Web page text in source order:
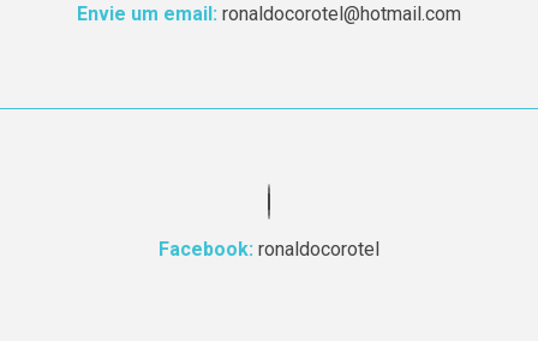
Envie um email: ronaldocorotel@hotmail.com
Facebook: ronaldocorotel